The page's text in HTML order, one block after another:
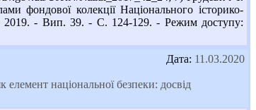
фондової колекції Національного історико-
- 2019. - Вип. 39. - С. 124-129. - Режим доступу:
Дата: 11.03.2020
національної безпеки: досвід